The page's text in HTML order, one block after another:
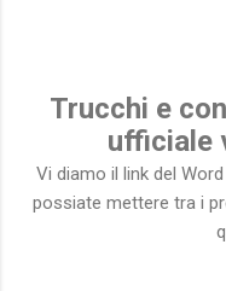
Trucchi e
ufficiale
Vi diamo il link del
possiate mettere tra i